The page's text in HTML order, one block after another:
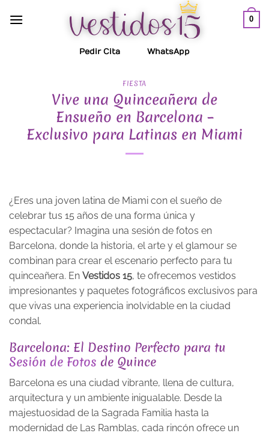
0
Pedir Cita WhatsApp
FIESTA
Vive una Quinceañera de
Ensueño en Barcelona –
Exclusivo para Latinas en Miami
¿Eres una joven latina de Miami con el sueño de
celebrar tus 15 años de una forma única y
espectacular? Imagina una sesión de fotos en
Barcelona, donde la historia, el arte y el glamour se
combinan para crear el escenario perfecto para tu
quinceañera. En Vestidos 15, te ofrecemos vestidos
impresionantes y paquetes fotográficos exclusivos para
que vivas una experiencia inolvidable en la ciudad
condal.
Barcelona: El Destino Perfecto para tu
Sesión de Fotos de Quince
Barcelona es una ciudad vibrante, llena de cultura,
arquitectura y un ambiente inigualable. Desde la
majestuosidad de la Sagrada Familia hasta la
modernidad de Las Ramblas, cada rincón ofrece un